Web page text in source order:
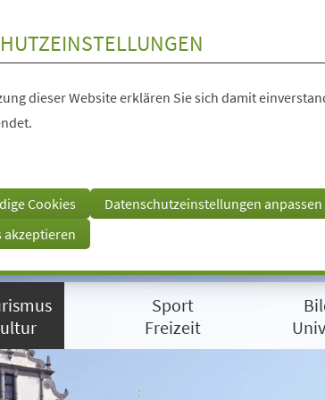
dieser Website erklären Sie sich damit
Cookies
Datenschutzeinstellungen anpassen
akzeptieren
Sport
Freizeit